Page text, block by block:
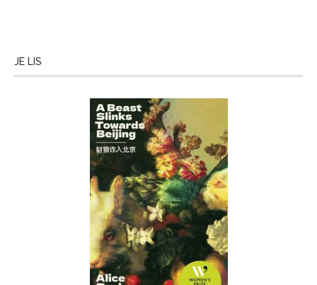
JE LIS